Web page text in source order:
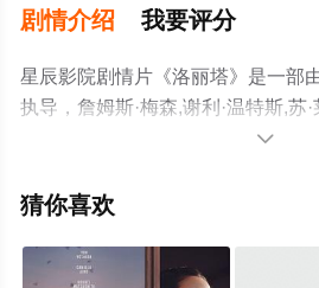
剧情介绍 我要评分
星辰影院剧情片《洛丽塔》是一部
执导，詹姆斯·梅森,谢利·温特斯,苏
演员精彩演绎的美国电影，手机免
电影、电视猫或剧情网等平台了解。

猜你喜欢